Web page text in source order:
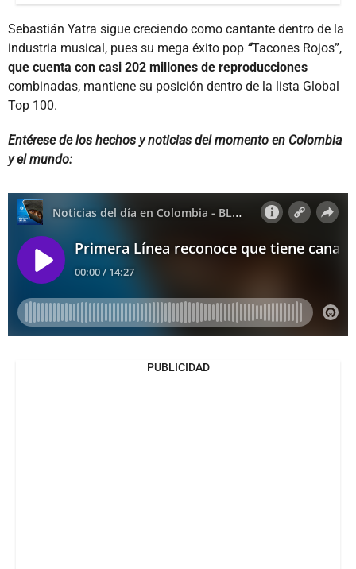
Sebastián Yatra sigue creciendo como cantante dentro de la
industria musical, pues su mega éxito pop “Tacones Rojos”,
que cuenta con casi 202 millones de reproducciones
combinadas, mantiene su posición dentro de la lista Global
Top 100.
Entérese de los hechos y noticias del momento en Colombia
y el mundo:
PUBLICIDAD